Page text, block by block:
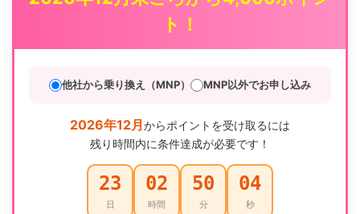
ト！
他社から乗り換え（MNP） MNP以外でお申し込み
2026年12月 からポイントを受け取るには
残り時間内に条件達成が必要です！
23
日
02
時間
50
分
03
秒